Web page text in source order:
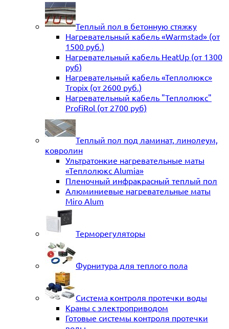
Теплый пол в бетонную стяжку
Нагревательный кабель «Warmstad» (от
1500 руб.)
Нагревательный кабель HeatUp (от 1300
руб)
Нагревательный кабель «Теплолюкс»
Tropix (от 2600 руб.)
Нагревательный кабель "Теплолюкс"
ProfiRol (от 2700 руб)
Теплый пол под ламинат, линолеум,
ковролин
Ультратонкие нагревательные маты
«Теплолюкс Alumia»
Пленочный инфракрасный теплый пол
Алюминиевые нагревательные маты
Miro Alum
Терморегуляторы
Фурнитура для теплого пола
Система контроля протечки воды
Краны с электроприводом
Готовые системы контроля протечки